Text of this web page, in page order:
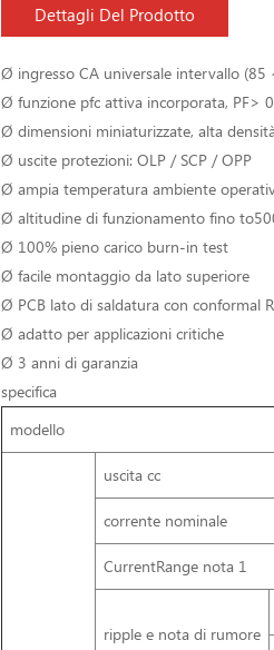
Dettagli Del Prodotto
Ø ingresso CA universale intervallo (85
Ø funzione pfc attiva incorporata, PF>
Ø dimensioni miniaturizzate, alta
Ø uscite protezioni: OLP / SCP / OPP
Ø ampia temperatura ambiente
Ø altitudine di funzionamento fino
Ø 100% pieno carico burn-in test
Ø facile montaggio da lato superiore
Ø PCB lato di saldatura con conformal
Ø adatto per applicazioni critiche
Ø 3 anni di garanzia
specifica
modello
uscita cc
corrente nominale
CurrentRange nota 1
ripple e nota di rumore